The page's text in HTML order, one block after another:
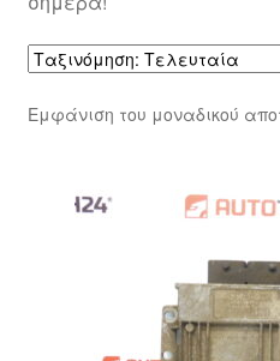
Εμφάνιση του μοναδικού